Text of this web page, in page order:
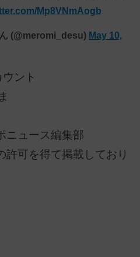
Mp8VNmAogb
(@meromi_desu) May 10,
ント
ニュース編集部
可を得て掲載しており